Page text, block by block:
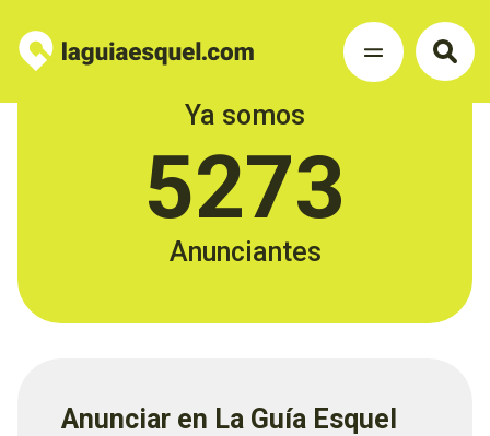
Ya somos
5273
Anunciantes
Anunciar en La Guía Esquel